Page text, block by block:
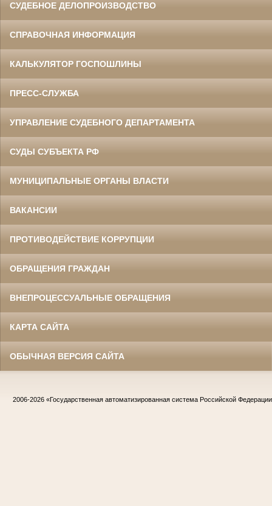
СУДЕБНОЕ ДЕЛОПРОИЗВОДСТВО
СПРАВОЧНАЯ ИНФОРМАЦИЯ
КАЛЬКУЛЯТОР ГОСПОШЛИНЫ
ПРЕСС-СЛУЖБА
УПРАВЛЕНИЕ СУДЕБНОГО ДЕПАРТАМЕНТА
СУДЫ СУБЪЕКТА РФ
МУНИЦИПАЛЬНЫЕ ОРГАНЫ ВЛАСТИ
ВАКАНСИИ
ПРОТИВОДЕЙСТВИЕ КОРРУПЦИИ
ОБРАЩЕНИЯ ГРАЖДАН
ВНЕПРОЦЕССУАЛЬНЫЕ ОБРАЩЕНИЯ
КАРТА САЙТА
ОБЫЧНАЯ ВЕРСИЯ САЙТА
2006-2026 «Государственная автоматизированная система Российской